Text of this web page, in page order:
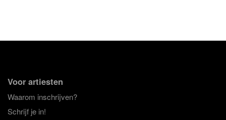
Voor artiesten
Waarom inschrijven?
Schrijf je in!